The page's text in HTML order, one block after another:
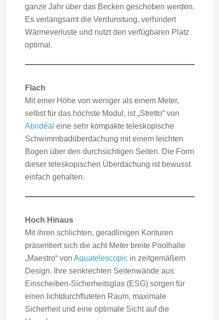
ganze Jahr über das Becken geschoben werden.
Es verlangsamt die Verdunstung, verhindert
Wärmeverluste und nutzt den verfügbaren Platz
optimal.
Flach
Mit einer Höhe von weniger als einem Meter,
selbst für das höchste Modul, ist „Stretto“ von
Abridéal eine sehr kompakte teleskopische
Schwimmbadüberdachung mit einem leichten
Bogen über den durchsichtigen Seiten. Die Form
dieser teleskopischen Überdachung ist bewusst
einfach gehalten.
Hoch Hinaus
Mit ihren schlichten, geradlinigen Konturen
präsentiert sich die acht Meter breite Poolhalle
„Maestro“ von Aquatelescopicin zeitgemäßem
Design. Ihre senkrechten Seitenwände aus
Einscheiben-Sicherheitsglas (ESG) sorgen für
einen lichtdurchfluteten Raum, maximale
Sicherheit und eine optimale Sicht auf die